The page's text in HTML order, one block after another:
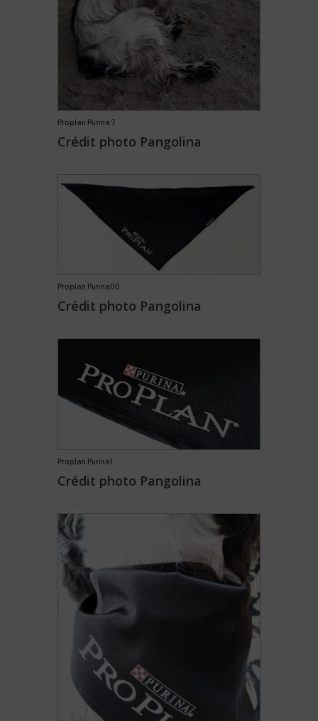
Proplan Purina 7
Crédit photo Pangolina
Proplan Purina00
Crédit photo Pangolina
Proplan Purina1
Crédit photo Pangolina